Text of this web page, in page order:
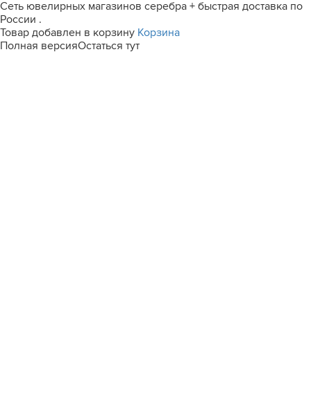
Сеть ювелирных магазинов серебра + быстрая доставка по
России .
Товар добавлен в корзину Корзина
Полная версияОстаться тут